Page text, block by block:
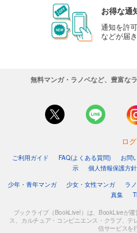
お得な通
通知を許
などが届き
無料マンガ・ラノベなど、豊富な
ロ
ご利用ガイド FAQ(よくある質問) お問
示
個人情報保護方針
少年・青年マンガ
少女・女性マンガ ラ
真集
TL
ブックライブ（BookLive!）は、BookLiveが
ス、カルチュア・コンビニエンス・クラブ、
信サービスを